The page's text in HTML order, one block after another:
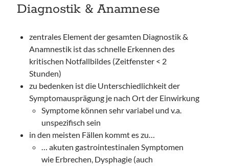
Diagnostik & Anamnese
zentrales Element der gesamten Diagnostik &
Anamnestik ist das schnelle Erkennen des
kritischen Notfallbildes (Zeitfenster < 2
Stunden)
zu bedenken ist die Unterschiedlichkeit der
Symptomausprägung je nach Ort der Einwirkung
Symptome können sehr variabel und v.a.
unspezifisch sein
in den meisten Fällen kommt es zu…
… akuten gastrointestinalen Symptomen
wie Erbrechen, Dysphagie (auch